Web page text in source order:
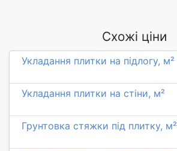
Схожі ціни
Укладання плитки на підлогу, м²
Укладання плитки на стіни, м²
Грунтовка стяжки під плитку, м²